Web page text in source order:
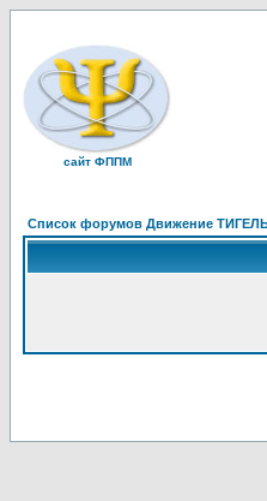
сайт ФППМ
Список форумов Движение ТИГЕЛЬ